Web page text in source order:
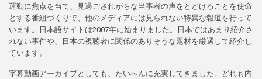
運動に焦点を当て、見過ごされがちな当事者の声をとどけることを使命
とする番組づくりで、他のメディアには見られない特異な報道を行って
います。日本語サイトは2007年に始まりました。日本ではあまり紹介さ
れない事件や、日本の視聴者に関係のありそうな題材を厳選して紹介し
ています。
字幕動画アーカイブとしても、たいへんに充実してきました。どれも内